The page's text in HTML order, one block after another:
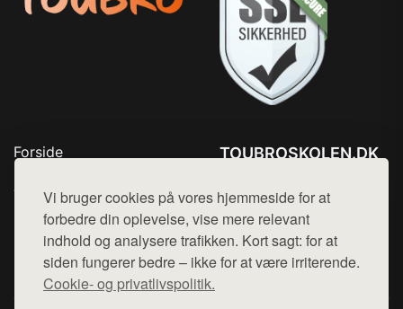
Vi bruger cookies på vores hjemmeside for at
forbedre din oplevelse, vise mere relevant
indhold og analysere trafikken. Kort sagt: for at
siden fungerer bedre – ikke for at være irriterende.
Cookie- og privatlivspolitik.
Forside
Top Rabatter
Blog
Kontakt
TOUBROSKOLEN.DK
Mail: hej@want.dk
Cookie- og privatlivspolitik